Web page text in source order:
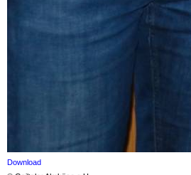
Download